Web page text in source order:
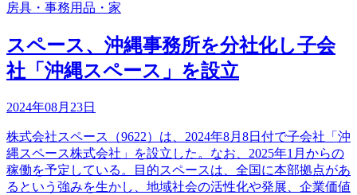
房具・事務用品・家
スペース、沖縄事務所を分社化し子会
社「沖縄スペース」を設立
2024年08月23日
株式会社スペース（9622）は、2024年8月8日付で子会社「沖
縄スペース株式会社」を設立した。なお、2025年1月からの
稼働を予定している。目的スペースは、全国に本部拠点があ
るという強みを生かし、地域社会の活性化や発展、企業価値